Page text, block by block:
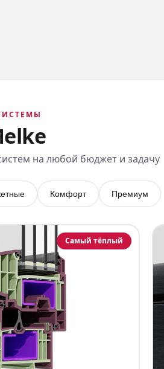
на любой бюджет и задачу
Комфорт Премиум
Самый тёплый